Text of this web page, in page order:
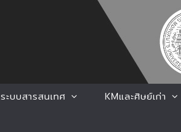
ระบบสารสนเทศ KMและศิษย์เก่า